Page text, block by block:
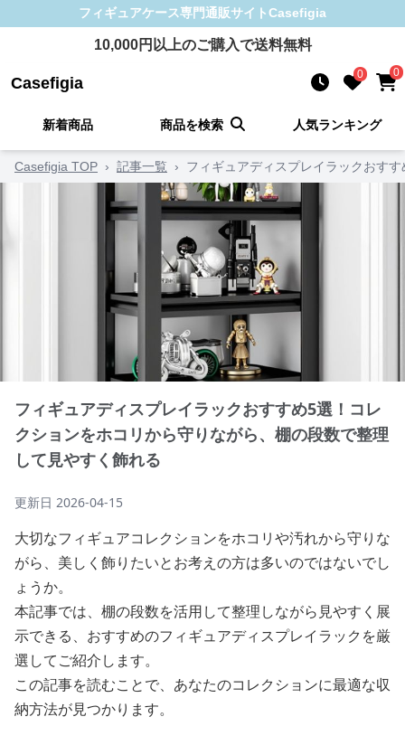
フィギュアケース専門通販サイトCasefigia
10,000円以上のご購入で送料無料
Casefigia 0 0
新着商品 商品を検索 人気ランキング
Casefigia TOP › 記事一覧 › フィギュアディスプレイラックおす
フィギュアディスプレイラックおすすめ5選！コレ
クションをホコリから守りながら、棚の段数で整理
して見やすく飾れる
更新日 2026-04-15
大切なフィギュアコレクションをホコリや汚れから守りな
がら、美しく飾りたいとお考えの方は多いのではないでし
ょうか。
本記事では、棚の段数を活用して整理しながら見やすく展
示できる、おすすめのフィギュアディスプレイラックを厳
選してご紹介します。
この記事を読むことで、あなたのコレクションに最適な収
納方法が見つかります。